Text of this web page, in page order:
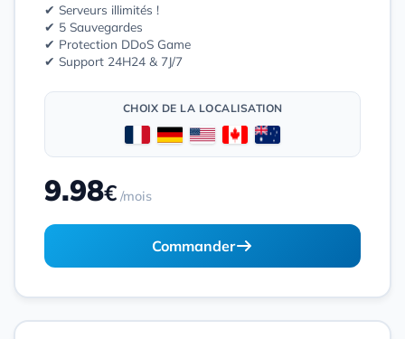
✔ Serveurs illimités !
✔ 5 Sauvegardes
✔ Protection DDoS Game
✔ Support 24H24 & 7J/7
CHOIX DE LA LOCALISATION
9.98€ /mois
Commander